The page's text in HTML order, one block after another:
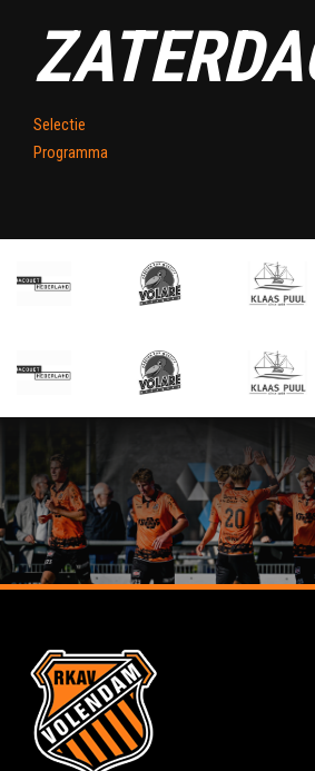
Selectie
Programma